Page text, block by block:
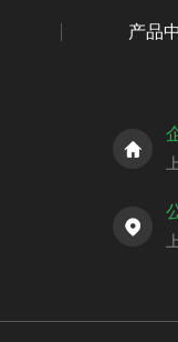
产品